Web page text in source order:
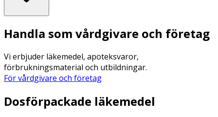
Handla som vårdgivare och företag
Vi erbjuder läkemedel, apoteksvaror,
förbrukningsmaterial och utbildningar.
För vårdgivare och företag
Dosförpackade läkemedel